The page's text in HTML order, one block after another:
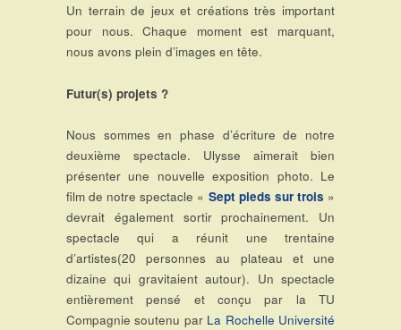
Un terrain de jeux et créations très important
pour nous. Chaque moment est marquant,
nous avons plein d’images en tête.
Futur(s) projets ?
Nous sommes en phase d’écriture de notre
deuxième spectacle. Ulysse aimerait bien
présenter une nouvelle exposition photo. Le
film de notre spectacle « Sept pieds sur trois »
devrait également sortir prochainement. Un
spectacle qui a réunit une trentaine
d’artistes(20 personnes au plateau et une
dizaine qui gravitaient autour). Un spectacle
entièrement pensé et conçu par la TU
Compagnie soutenu par La Rochelle Université